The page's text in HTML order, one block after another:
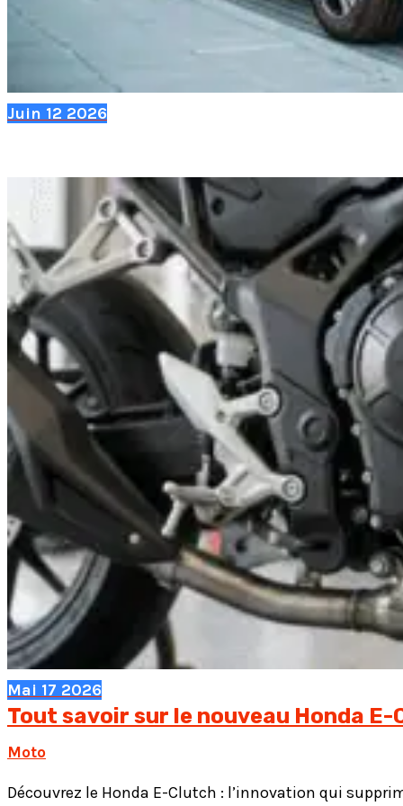
Juin 12 2026
Mai 17 2026
Tout savoir sur le nouveau Honda E-
Moto
Découvrez le Honda E-Clutch : l’innovation qui